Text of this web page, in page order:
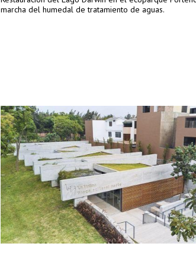
marcha del humedal de tratamiento de aguas.